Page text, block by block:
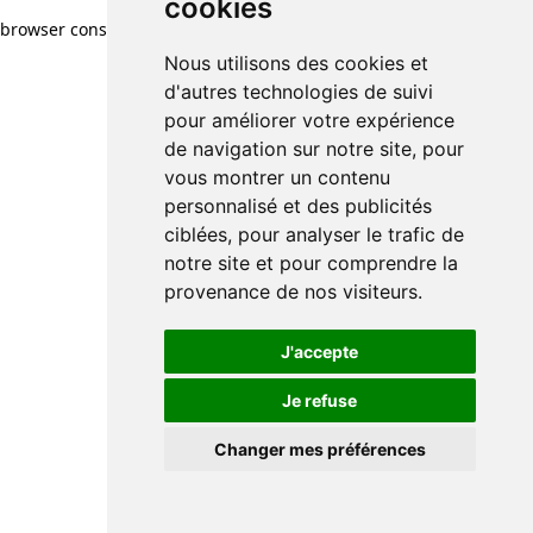
cookies
Nous utilisons des cookies et
d'autres technologies de suivi
pour améliorer votre expérience
de navigation sur notre site, pour
vous montrer un contenu
personnalisé et des publicités
ciblées, pour analyser le trafic de
notre site et pour comprendre la
provenance de nos visiteurs.
J'accepte
Je refuse
Changer mes préférences
browser console for more information)